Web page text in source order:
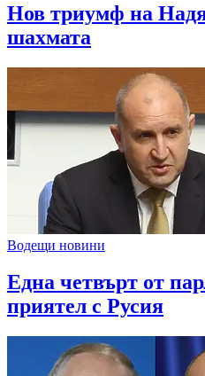
Нов триумф на
шахмата
Водещи новини
Една четвърт от
приятел с Русия